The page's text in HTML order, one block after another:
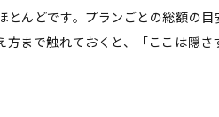
んどです。プランごとの総額の
まで触れておくと、「ここは隠